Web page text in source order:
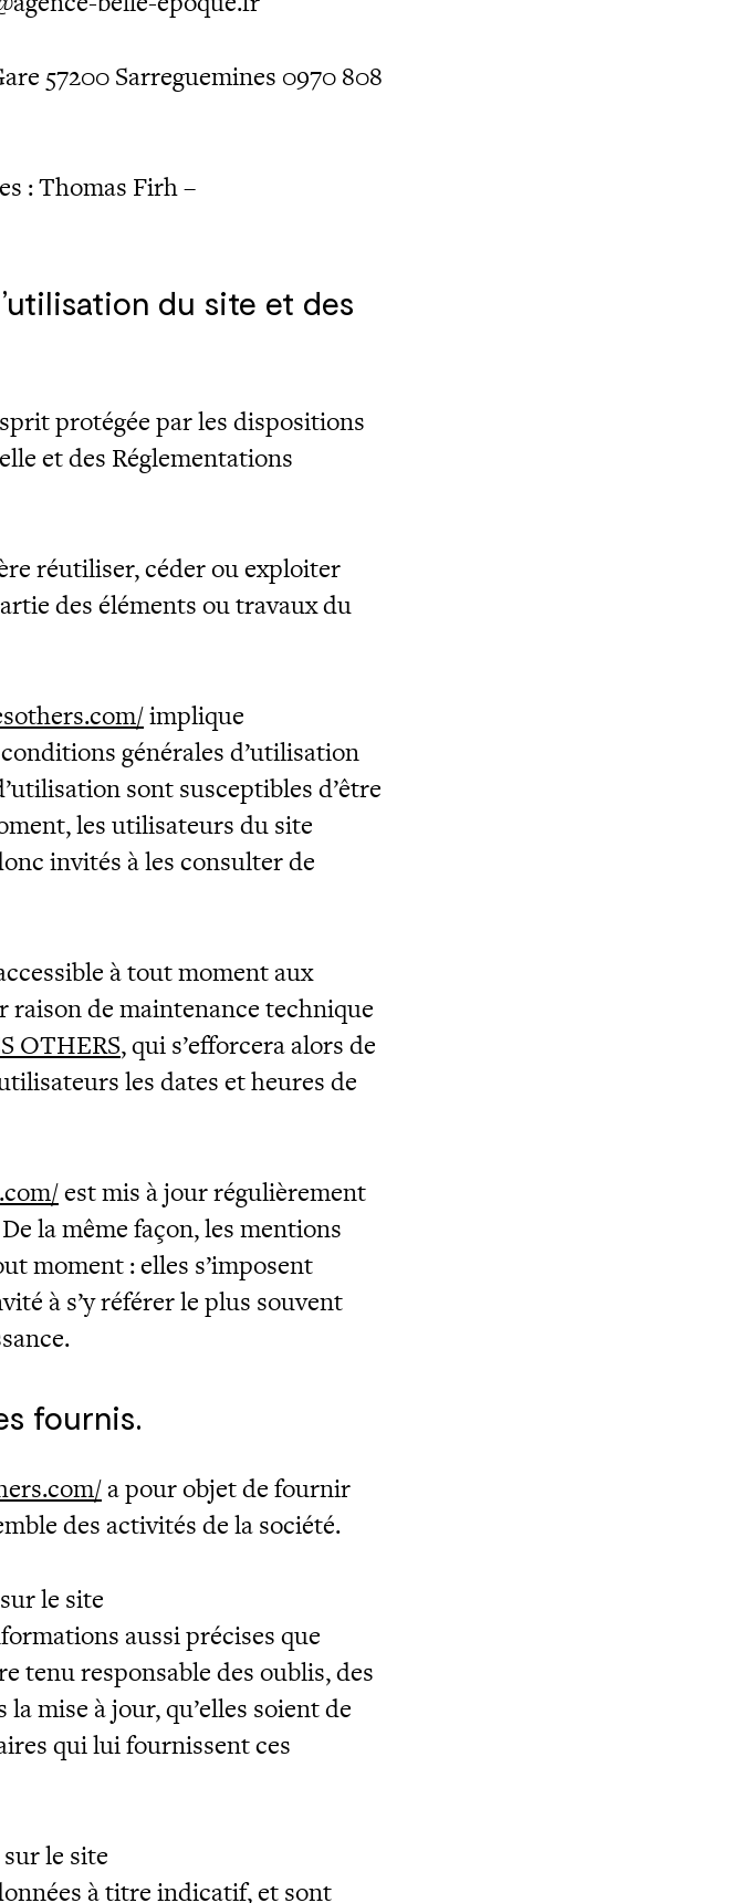
57200 Sarreguemines 0970 808
: Thomas Firh –
du site et des
protégée par les dispositions
et des Réglementations
réutiliser, céder ou exploiter
des éléments ou travaux du
implique
générales d’utilisation
sont susceptibles d’être
les utilisateurs du site
invités à les consulter de
à tout moment aux
de maintenance technique
OTHERS, qui s’efforcera alors de
les dates et heures de
est mis à jour régulièrement
la même façon, les mentions
moment : elles s’imposent
à s’y référer le plus souvent
fournis.
a pour objet de fournir
des activités de la société.
le site
aussi précises que
tenu responsable des oublis, des
mise à jour, qu’elles soient de
qui lui fournissent ces
le site
à titre indicatif, et sont